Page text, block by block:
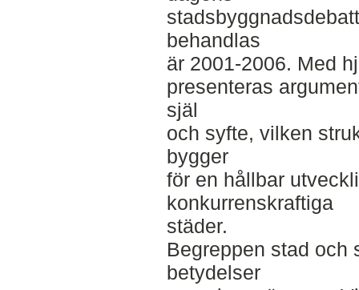
behandlas
är 2001-2006. Med
presenteras
själ
och syfte, vilken
bygger
för en hållbar
konkurrenskraftiga
städer.
Begreppen stad och
betydelser